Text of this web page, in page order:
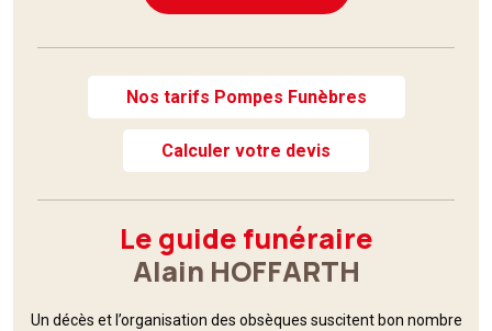
Nos tarifs Pompes Funèbres
Calculer votre devis
Le guide funéraire
Alain HOFFARTH
Un décès et l’organisation des obsèques suscitent bon nombre